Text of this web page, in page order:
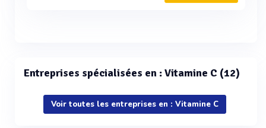
Entreprises spécialisées en : Vitamine C (12)
Voir toutes les entreprises en : Vitamine C